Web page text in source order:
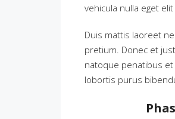
vehicula nulla eget
Duis mattis laoreet
pretium. Donec et
natoque penatibus
lobortis purus